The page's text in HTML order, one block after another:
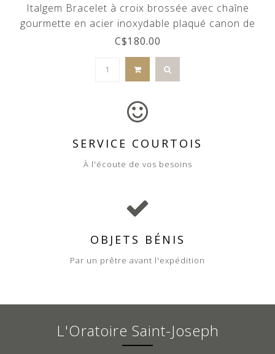
Italgem Bracelet à croix brossée avec chaîne
gourmette en acier inoxydable plaqué canon de
fusil ajustable
C$180.00
SERVICE COURTOIS
À l'écoute de vos besoins
OBJETS BÉNIS
Par un prêtre avant l'expédition
L'Oratoire Saint-Joseph